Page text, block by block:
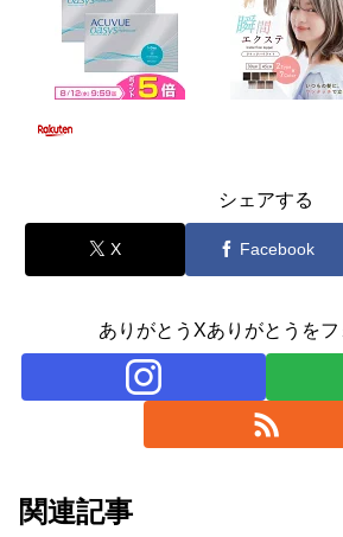
シェアする
X Facebook
ありがとうXありがとうを
関連記事